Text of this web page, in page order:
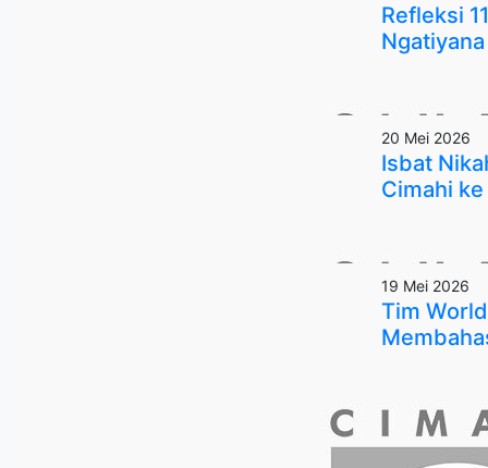
Refleksi
20 Mei 2026
Isbat
Cimahi
19 Mei 2026
Tim